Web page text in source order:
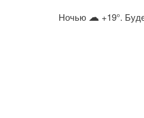
Ночью ☁ +19°.